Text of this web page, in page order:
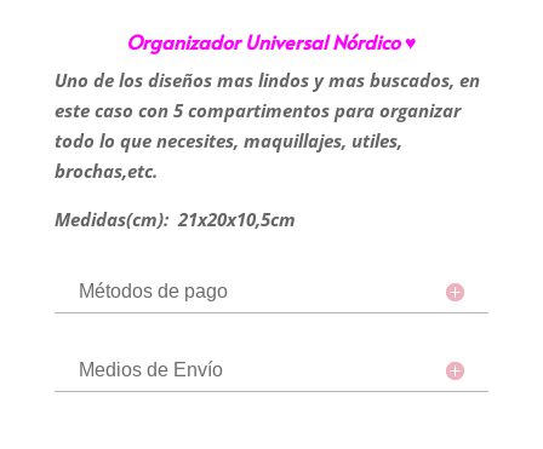
Organizador Universal Nórdico ♥
Uno de los diseños mas lindos y mas buscados, en
este caso con 5 compartimentos para organizar
todo lo que necesites, maquillajes, utiles,
brochas,etc.
Medidas(cm): 21x20x10,5cm
Métodos de pago
Medios de Envío